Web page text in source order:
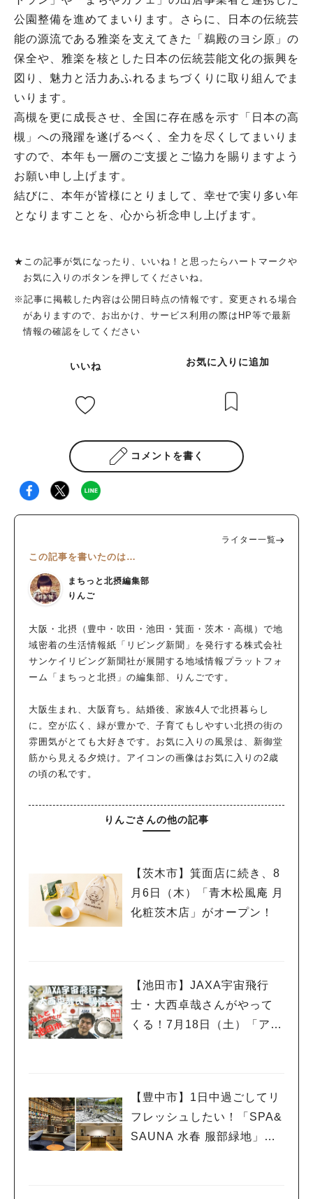
公園整備を進めてまいります。さらに、日本の伝統芸
能の源流である雅楽を支えてきた「鵜殿のヨシ原」の
保全や、雅楽を核とした日本の伝統芸能文化の振興を
図り、魅力と活力あふれるまちづくりに取り組んでま
いります。
高槻を更に成長させ、全国に存在感を示す「日本の高
槻」への飛躍を遂げるべく、全力を尽くしてまいりま
すので、本年も一層のご支援とご協力を賜りますよう
お願い申し上げます。
結びに、本年が皆様にとりまして、幸せで実り多い年
となりますことを、心から祈念申し上げます。
★この記事が気になったり、いいね！と思ったらハートマークや
お気に入りのボタンを押してくださいね。
※記事に掲載した内容は公開日時点の情報です。変更される場合
がありますので、お出かけ、サービス利用の際はHP等で最新
情報の確認をしてください
いいね お気に入りに追加
コメントを書く
ライター一覧
この記事を書いたのは…
まちっと北摂編集部
りんご
大阪・北摂（豊中・吹田・池田・箕面・茨木・高槻）で地
域密着の生活情報紙「リビング新聞」を発行する株式会社
サンケイリビング新聞社が展開する地域情報プラットフォ
ーム「まちっと北摂」の編集部、りんごです。
大阪生まれ、大阪育ち。結婚後、家族4人で北摂暮らし
に。空が広く、緑が豊かで、子育てもしやすい北摂の街の
雰囲気がとても大好きです。お気に入りの風景は、新御堂
筋から見える夕焼け。アイコンの画像はお気に入りの2歳
の頃の私です。
りんごさんの他の記事
【茨木市】箕面店に続き、8
月6日（木）「青木松風庵 月
化粧茨木店」がオープン！
【池田市】JAXA宇宙飛行
士・大西卓哉さんがやって
くる！7月18日（土）「アマ
【豊中市】1日中過ごしてリ
フレッシュしたい！「SPA&
SAUNA 水春 服部緑地」、